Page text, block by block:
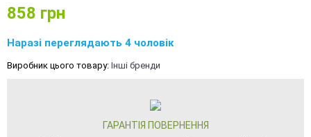
858 грн
Наразі переглядають 4 чоловік
Виробник цього товару: Інші бренди
ГАРАНТІЯ ПОВЕРНЕННЯ